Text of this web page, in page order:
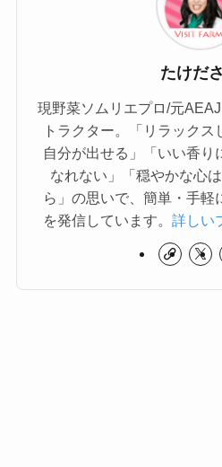
たけだ
現野菜ソムリエプロ/元
トラクター。「リラック
自分が出せる」「いい香り
なれない」「穏やかな心
ら」の思いで、簡単・手軽
を発信しています。 詳しい